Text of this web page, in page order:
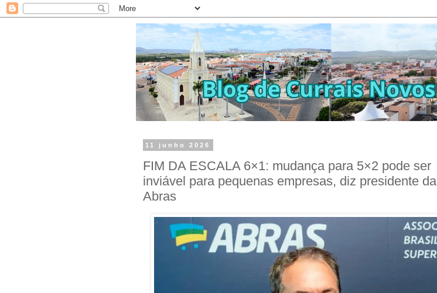
11 junho 2026
FIM DA ESCALA 6×1: mudança para 5×2 pode ser
inviável para pequenas empresas, diz presidente da
Abras